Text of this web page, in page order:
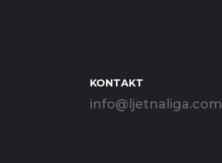
KONTAKT
info@ljetnaliga.com